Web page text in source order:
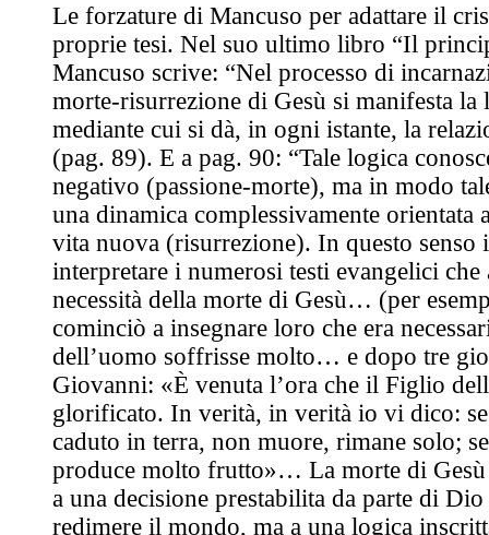
Le forzature di Mancuso per adattare il
proprie tesi. Nel suo ultimo libro “Il
Mancuso scrive: “Nel processo di
morte-risurrezione di Gesù si manifesta la
mediante cui si dà, in ogni istante, la
(pag. 89). E a pag. 90: “Tale logica
negativo (passione-morte), ma in modo
una dinamica complessivamente orientata
vita nuova (risurrezione). In questo senso
interpretare i numerosi testi evangelici
necessità della morte di Gesù… (per
cominciò a insegnare loro che era
dell’uomo soffrisse molto… e dopo tre
Giovanni: «È venuta l’ora che il Figlio
glorificato. In verità, in verità io vi dico:
caduto in terra, non muore, rimane solo;
produce molto frutto»… La morte di
a una decisione prestabilita da parte di
redimere il mondo, ma a una logica